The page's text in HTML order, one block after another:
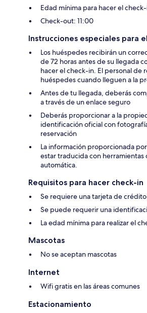
Edad mínima para hacer el
Check-out: 11:00
Instrucciones especiales para
Los huéspedes recibirán un
de 72 horas antes de su llegada
hacer el check-in. El personal de
huéspedes cuando lleguen a la
Antes de tu llegada, deberás
a través de un enlace seguro
Deberás proporcionar a la
identificación oficial con
reservación
La información proporcionada
estar traducida con
automática.
Requisitos para hacer check-in
Se requiere una tarjeta de
Se puede requerir una
La edad mínima para realizar el
Mascotas
No se aceptan mascotas
Internet
Wifi gratis en las áreas comunes
Estacionamiento